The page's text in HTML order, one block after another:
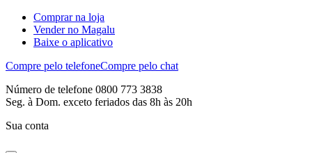
Comprar na loja
Vender no Magalu
Baixe o aplicativo
Compre pelo telefoneCompre pelo chat
Número de telefone 0800 773 3838
Seg. à Dom. exceto feriados das 8h às 20h
Sua conta